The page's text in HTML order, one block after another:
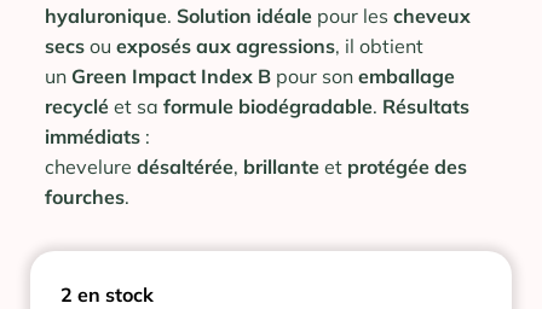
hyaluronique. Solution idéale pour les cheveux
secs ou exposés aux agressions, il obtient
un Green Impact Index B pour son emballage
recyclé et sa formule biodégradable. Résultats
immédiats :
chevelure désaltérée, brillante et protégée des
fourches.
2 en stock